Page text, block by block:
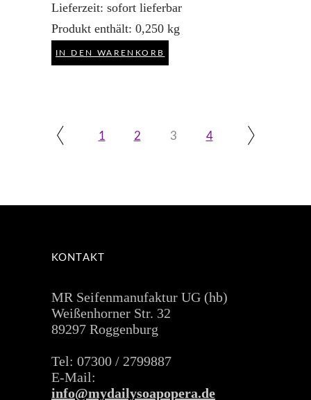
Lieferzeit: sofort lieferbar
Produkt enthält: 0,250 kg
IN DEN WARENKORB
1 2 3 4
KONTAKT
MR Seifenmanufaktur UG (hb)
Weißenhorner Str. 32
89297 Roggenburg
Tel: 07300 / 2799887
E-Mail:
info@mydailysoapopera.de